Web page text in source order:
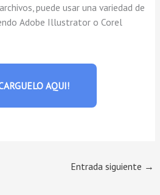
puede usar una variedad de
Adobe Illustrator o Corel
AQUI!
Entrada siguiente →